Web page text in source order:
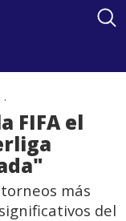
.
FIFA el
más
del